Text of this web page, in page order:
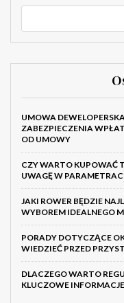
UMOWA
ZABEZPIECZENIA
OD UMOWY
CZY WARTO KUPOWAĆ
UWAGĘ W
JAKI ROWER BĘDZIE
WYBOREM IDEALNEGO
PORADY DOTYCZĄCE
WIEDZIEĆ PRZED
DLACZEGO WARTO
KLUCZOWE